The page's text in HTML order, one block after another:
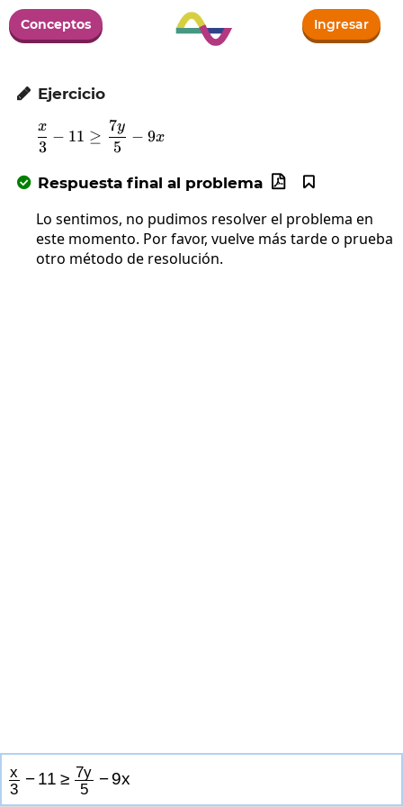
Conceptos Ingresar
 Ejercicio
\frac{x}{3}-11\ge\frac{7y}{5}-9x
3
x
− 11 ≥
5
7y
− 9x
 Respuesta final al problema 

Lo sentimos, no pudimos resolver el problema en
este momento. Por favor, vuelve más tarde o prueba
otro método de resolución.
x
3
− 11 ≥ 7y
5
− 9x